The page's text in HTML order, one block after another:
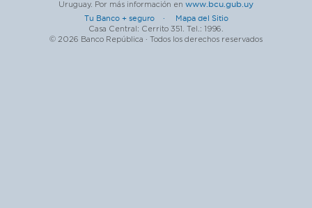
Uruguay. Por más información en www.bcu.gub.uy
Tu Banco + seguro · Mapa del Sitio
Casa Central: Cerrito 351. Tel.: 1996.
© 2026 Banco República · Todos los derechos reservados